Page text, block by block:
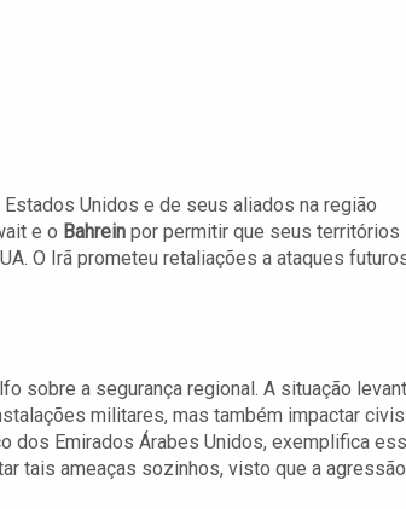
Unidos e de seus aliados na região
e o Bahrein por permitir que seus territórios
O Irã prometeu retaliações a ataques
sobre a segurança regional. A situação
militares, mas também impactar
dos Emirados Árabes Unidos, exemplifica
tais ameaças sozinhos, visto que a agressão